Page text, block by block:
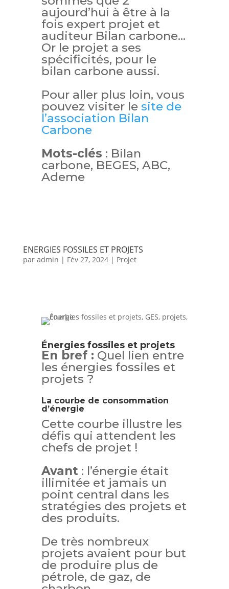
aujourd’hui à être à la
fois expert projet et
auditeur Bilan carbone…
Or le projet a ses
spécificités, pour le
bilan carbone aussi.
Pour aller plus loin, vous
pouvez visiter lesite de
l’association Bilan
Carbone
Mots-clés : Bilan
carbone, BEGES, ABC,
Ademe
ENERGIES FOSSILES ET PROJETS
par admin | Fév 27, 2024| Projet
Énergies fossiles et projets
En bref : Quel lien entre
les énergies fossiles et
projets ?
La courbe de consommation
d’énergie
Cette courbe illustre les
défis qui attendent les
chefs de projet !
Avant : l’énergie était
illimitée et jamais un
point central dans les
stratégies des projets et
des produits.
De très nombreux
projets avaient pour but
de produire plus de
pétrole, de gaz, de